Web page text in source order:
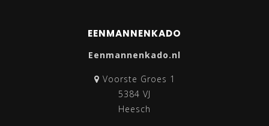
EENMANNENKADO
Eenmannenkado.nl
Voorste Groes 1
5384 VJ
Heesch